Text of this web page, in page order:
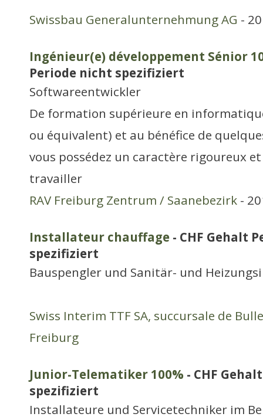
Swissbau Generalunternehmung AG -
Ingénieur(e) développement Sénior
Periode nicht spezifiziert
Softwareentwickler
De formation supérieure en
ou équivalent) et au bénéfice de
vous possédez un caractère rigoureux
travailler
RAV Freiburg Zentrum / Saanebezirk -
Installateur chauffage - CHF Gehalt
spezifiziert
Bauspengler und Sanitär- und
Swiss Interim TTF SA, succursale de Bulle
Freiburg
Junior-Telematiker 100% - CHF
spezifiziert
Installateure und Servicetechniker im